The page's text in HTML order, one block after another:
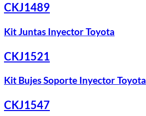
CKJ1489
Kit Juntas Inyector Toyota
CKJ1521
Kit Bujes Soporte Inyector Toyota
CKJ1547